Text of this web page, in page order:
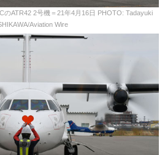
のATR42 2号機＝21年4月16日 PHOTO: Tadayuki
Aviation Wire